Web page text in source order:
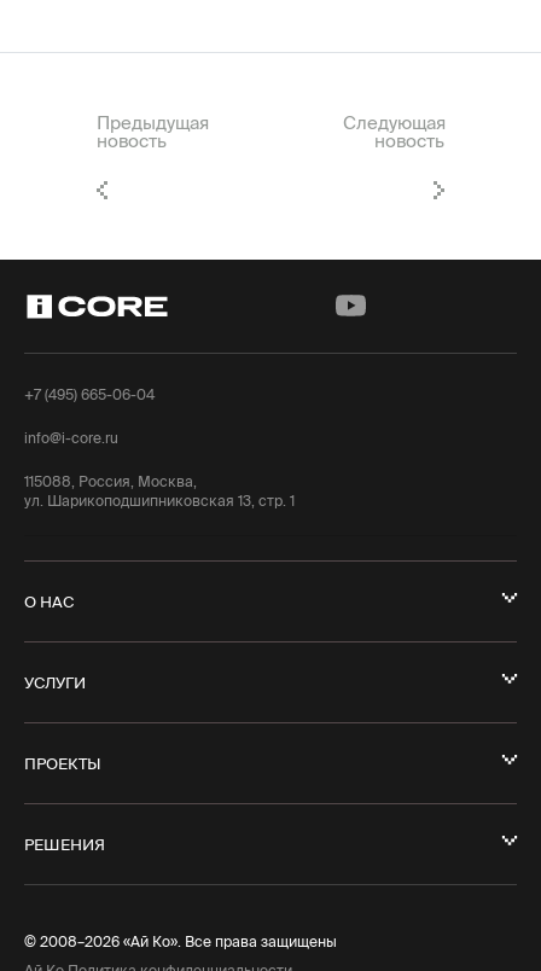
Предыдущая
новость
Следующая
новость
+7 (495) 665-06-04
info@i-core.ru
115088, Россия, Москва,
ул. Шарикоподшипниковская 13, стр. 1
О НАС
УСЛУГИ
ПРОЕКТЫ
РЕШЕНИЯ
© 2008–2026 «Ай Ко». Все права защищены